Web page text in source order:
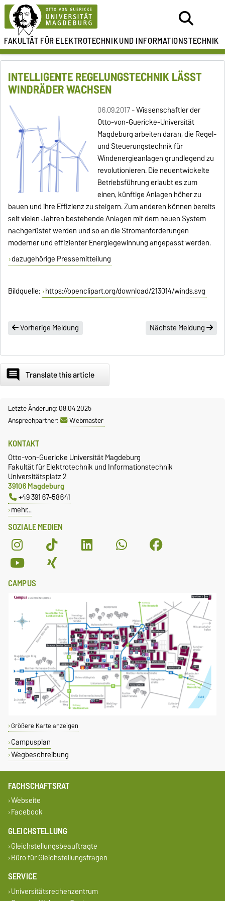
FAKULTÄT FÜR ELEKTROTECHNIKUND INFORMATIONSTECHNIK
INTELLIGENTE REGELUNGSTECHNIK LÄSST
WINDRÄDER WACHSEN
06.09.2017 -Wissenschaftler der
Otto-von-Guericke-Universität
Magdeburg arbeiten daran, die Regel-
und Steuerungstechnik für
Windenergieanlagen grundlegend zu
revolutionieren. Die neuentwickelte
Betriebsführung erlaubt es zum
einen, künftige Anlagen höher zu
bauen und ihre Effizienz zu steigern. Zum anderen können bereits
seit vielen Jahren bestehende Anlagen mit dem neuen System
nachgerüstet werden und so an die Stromanforderungen
moderner und effizienter Energiegewinnung angepasst werden.
dazugehörige Pressemitteilung
Bildquelle: https://openclipart.org/download/213014/winds.svg
Vorherige Meldung Nächste Meldung
comment Translate this article
Letzte Änderung: 08.04.2025
Ansprechpartner:
Webmaster
SOZIALE MEDIEN
KONTAKT
Otto-von-Guericke Universität Magdeburg
Fakultät für Elektrotechnik und Informationstechnik
Universitätsplatz 2
39106 Magdeburg
+49 391 67-58641
mehr…
CAMPUS
Größere Karte anzeigen
Campusplan
Wegbeschreibung
FACHSCHAFTSRAT
Webseite
Facebook
GLEICHSTELLUNG
Gleichstellungsbeauftragte
Büro für Gleichstellungsfragen
SERVICE
Universitätsrechenzentrum